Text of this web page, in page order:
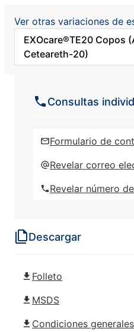
Descargar
Folleto
MSDS
Condiciones
Ver otras variaciones de
EXOcare®TE20 Copos
Ceteareth-20)
coco-
cetearílico,
cetearílico,
Consultas
Formulario de
Revelar correo
Revelar número